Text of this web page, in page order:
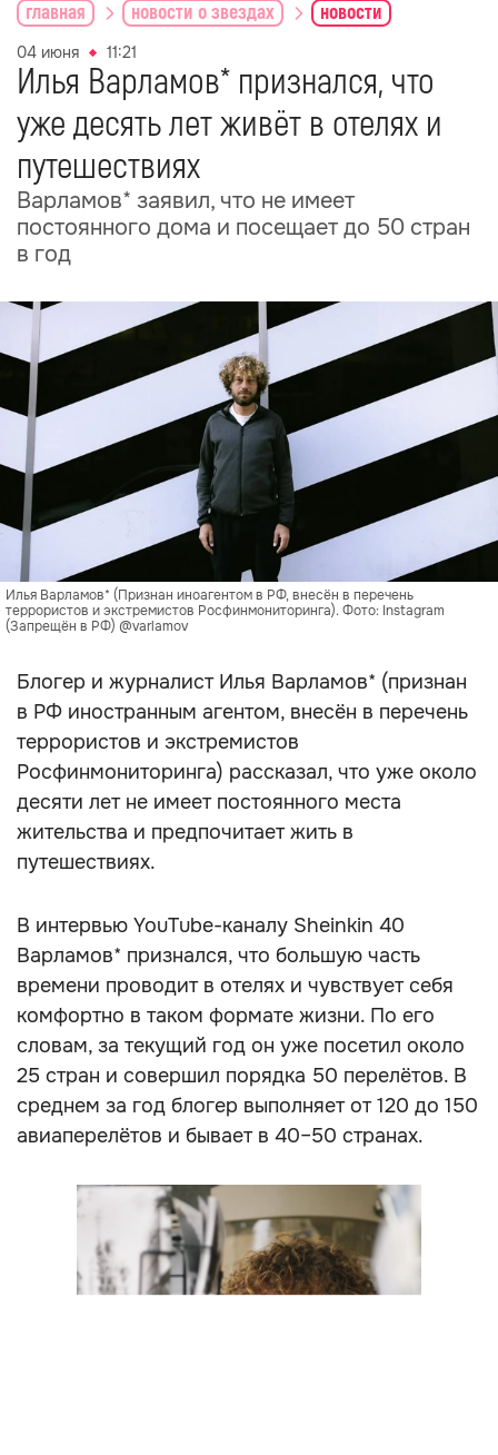
главная новости о звездах новости
04 июня 11:21
Илья Варламов* признался, что
уже десять лет живёт в отелях и
путешествиях
Варламов* заявил, что не имеет
постоянного дома и посещает до 50 стран
в год
Илья Варламов* (Признан иноагентом в РФ, внесён в перечень
террористов и экстремистов Росфинмониторинга). Фото: Instagram
(Запрещён в РФ) @varlamov
Блогер и журналист Илья Варламов* (признан
в РФ иностранным агентом, внесён в перечень
террористов и экстремистов
Росфинмониторинга) рассказал, что уже около
десяти лет не имеет постоянного места
жительства и предпочитает жить в
путешествиях.
В интервью YouTube-каналу Sheinkin 40
Варламов* признался, что большую часть
времени проводит в отелях и чувствует себя
комфортно в таком формате жизни. По его
словам, за текущий год он уже посетил около
25 стран и совершил порядка 50 перелётов. В
среднем за год блогер выполняет от 120 до 150
авиаперелётов и бывает в 40–50 странах.